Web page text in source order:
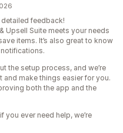
feedback!
Upsell Suite meets your needs
items. It’s also great to know
the setup process, and we’re
make things easier for you.
both the app and the
ever need help, we’re